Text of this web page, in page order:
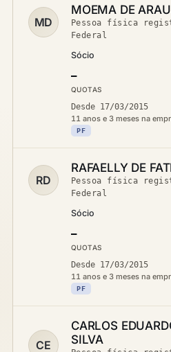
MD
MOEMA DE
Pessoa física
Federal
Sócio
—
QUOTAS
Desde 17/03/2015
11 anos e 3 meses na
PF
RD
RAFAELLY DE
Pessoa física
Federal
Sócio
—
QUOTAS
Desde 17/03/2015
11 anos e 3 meses na
PF
CE
CARLOS
SILVA